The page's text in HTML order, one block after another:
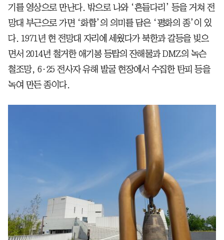
기를 영상으로 만난다. 밖으로 나와 ‘흔들다리’ 등을 거쳐 전
망대 부근으로 가면 ‘화합’의 의미를 담은 ‘평화의 종’이 있
다. 1971년 현 전망대 자리에 세웠다가 북한과 갈등을 빚으
면서 2014년 철거한 애기봉 등탑의 잔해물과 DMZ의 녹슨
철조망, 6·25 전사자 유해 발굴 현장에서 수집한 탄피 등을
녹여 만든 종이다.